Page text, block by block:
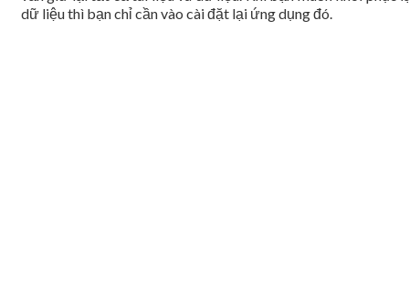
dữ liệu thì bạn chỉ cần vào cài đặt lại ứng dụng đó.